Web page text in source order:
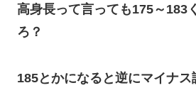
高身長って言っても175～183
ろ？
185とかになると逆にマイナス